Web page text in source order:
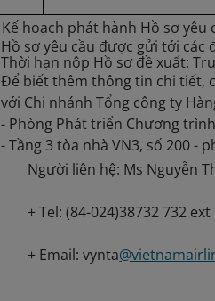
Kế hoạch phát hành Hồ sơ
Hồ sơ yêu cầu được gửi tới
Thời hạn nộp Hồ sơ đề xuất:
Để biết thêm thông tin chi tiết,
với Chi nhánh Tổng công ty
- Phòng Phát triển Chương
- Tầng 3 tòa nhà VN3, số 200 -
Người liên hệ: Ms Nguyễn
+ Tel: (84-024)38732 732 ext
+ Email: vynta